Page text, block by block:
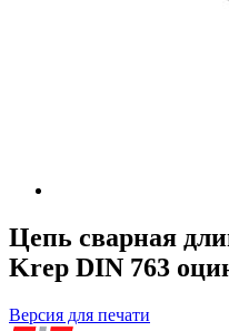
Цепь сварная
Krep DIN 763
Версия для печати